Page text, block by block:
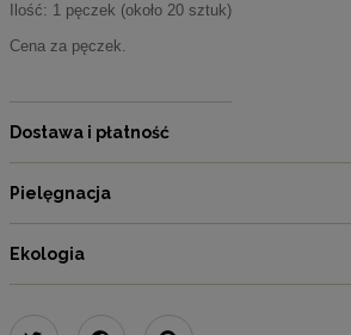
Ilość: 1 pęczek (około 20 sztuk)
Cena za pęczek.
Dostawa i płatność
Pielęgnacja
Ekologia